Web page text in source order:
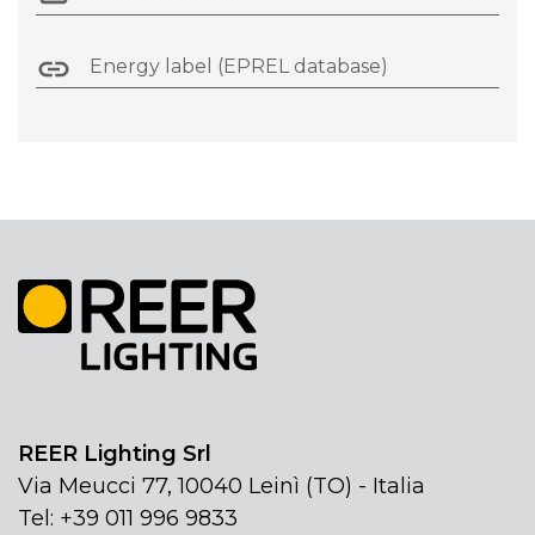
Energy label (EPREL database)
REER Lighting Srl
Via Meucci 77, 10040 Leinì (TO) - Italia
Tel: +39 011 996 9833